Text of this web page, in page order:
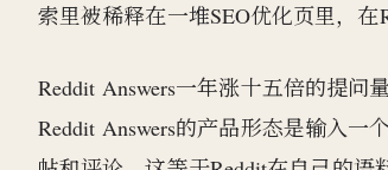
索里被稀释在一堆SEO优化页里，在
Reddit Answers一年涨十五倍的提问
Reddit Answers的产品形态是输入